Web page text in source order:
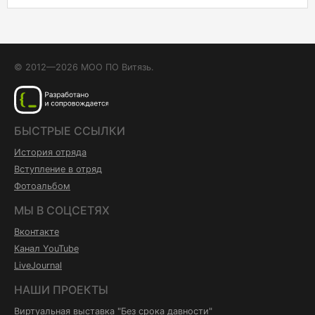
© 2012—2026 МОО ПО Витязь.
БЫСТРЫЕ ССЫЛКИ
История отряда
Вступление в отряд
Фотоальбом
МЫ В СОЦСЕТЯХ
Вконтакте
Канал YouTube
LiveJournal
НАШИ ПРОЕКТЫ
Виртуальная выставка "Без срока давности"